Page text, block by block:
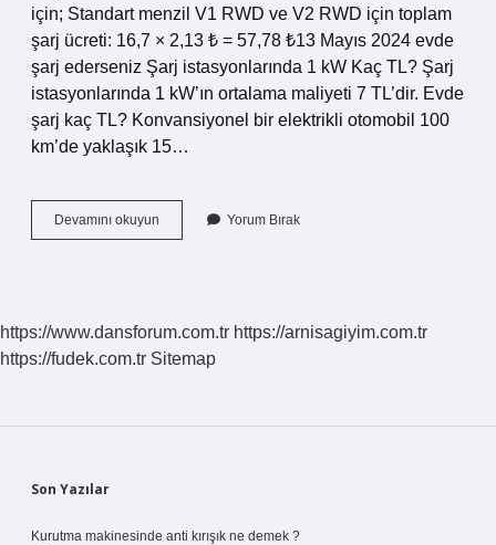
için; Standart menzil V1 RWD ve V2 RWD için toplam
şarj ücreti: 16,7 × 2,13 ₺ = 57,78 ₺13 Mayıs 2024 evde
şarj ederseniz Şarj istasyonlarında 1 kW Kaç TL? Şarj
istasyonlarında 1 kW’ın ortalama maliyeti 7 TL’dir. Evde
şarj kaç TL? Konvansiyonel bir elektrikli otomobil 100
km’de yaklaşık 15…
Devamını okuyun
Ücreti
Yorum Bırak
https://www.dansforum.com.tr https://arnisagiyim.com.tr
https://fudek.com.tr Sitemap
Sidebar
Son Yazılar
Kurutma makinesinde anti kırışık ne demek ?